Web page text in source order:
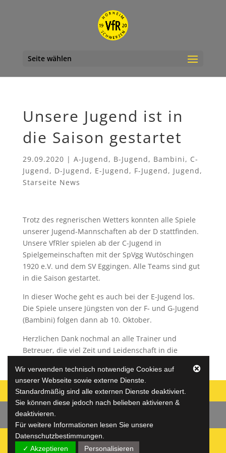
Seite wählen
Unsere Jugend ist in
die Saison gestartet
29.09.2020 | A-Jugend, B-Jugend, Bambini, C-
Jugend, D-Jugend, E-Jugend, F-Jugend, Jugend,
Starseite News
Trotz des regnerischen Wetters konnten alle Spiele
unserer Jugend-Mannschaften ab der D stattfinden.
Unsere VfRler spielen ab der C-Jugend in
Spielgemeinschaften mit der SpVgg Wutöschingen
1920 e.V. und dem SV Eggingen. Alle Teams sind gut
in die Saison gestartet.
In dieser Woche geht es auch bei der E-Jugend los.
Die Spiele unsere Jüngsten von der F- und G-Jugend
(Bambini) folgen dann ab 10. Oktober.
Herzlichen Dank nochmal an alle Trainer und
Betreuer, die viel Zeit und Leidenschaft in die
Datenschutz
Wir verwenden technisch notwendige Cookies auf
unserer Webseite sowie externe Dienste.
Standardmäßig sind alle externen Dienste deaktiviert.
Sie können diese jedoch nach belieben aktivieren &
deaktivieren.
Für weitere Informationen lesen Sie unsere
Datenschutzbestimmungen.
✓ Akzeptieren
Personalisieren